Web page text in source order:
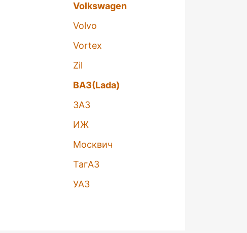
Volkswagen
Volvo
Vortex
Zil
ВАЗ(Lada)
ЗАЗ
ИЖ
Москвич
ТагАЗ
УАЗ